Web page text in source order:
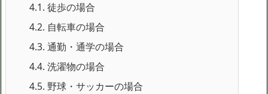
4.1. 徒歩の場合
4.2. 自転車の場合
4.3. 通勤・通学の場合
4.4. 洗濯物の場合
4.5. 野球・サッカーの場合